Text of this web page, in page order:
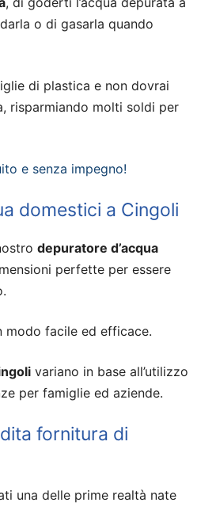
o di gasarla quando
di plastica e non dovrai
risparmiando molti soldi per
e senza impegno!
domestici a Cingoli
depuratore d’acqua
perfette per essere
modo facile ed efficace.
variano in base all’utilizzo
per famiglie ed aziende.
fornitura di
una delle prime realtà nate